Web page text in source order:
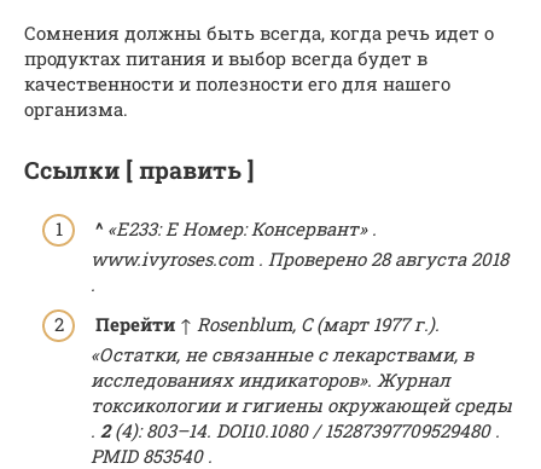
Сомнения должны быть всегда, когда речь идет о
продуктах питания и выбор всегда будет в
качественности и полезности его для нашего
организма.
Ссылки [ править ]
^ «E233: E Номер: Консервант» .
www.ivyroses.com . Проверено 28 августа 2018
.
Перейти ↑ Rosenblum, C (март 1977 г.).
«Остатки, не связанные с лекарствами, в
исследованиях индикаторов». Журнал
токсикологии и гигиены окружающей среды
. 2(4): 803–14. DOI10.1080 / 15287397709529480.
PMID 853540.